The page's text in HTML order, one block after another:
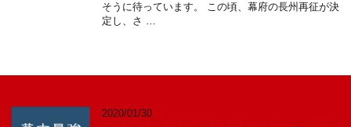
そうに待っています。 この頃、幕府の長州再征が決
定し、さ …
2020/01/30